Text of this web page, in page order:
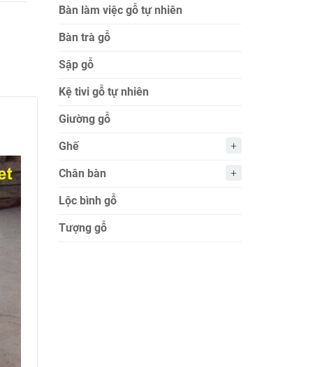
Bàn làm việc gỗ tự nhiên
Bàn trà gỗ
Sập gỗ
Kệ tivi gỗ tự nhiên
Giường gỗ
Ghế
Chân bàn
Lộc bình gỗ
Tượng gỗ